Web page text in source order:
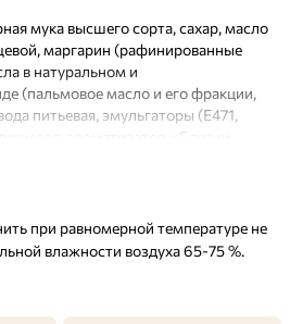
мука высшего сорта, сахар, масло
маргарин (рафинированные
в натуральном и
(пальмовое масло и его фракции,
питьевая, эмульгаторы (Е471,
ароматизатор «Сливки-
регулятор кислотности: лимонная
глютен.
при равномерной температуре не
влажности воздуха 65-75 %.